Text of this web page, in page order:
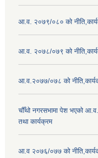
आ.व. २०७९/०८० को
आ.व. २०७८/०७९ को
आ.व.२०७७/०७८ को
चौँथो नगरसभामा पेश भएको
तथा कार्यक्रम
आ.व २०७६/०७७ को